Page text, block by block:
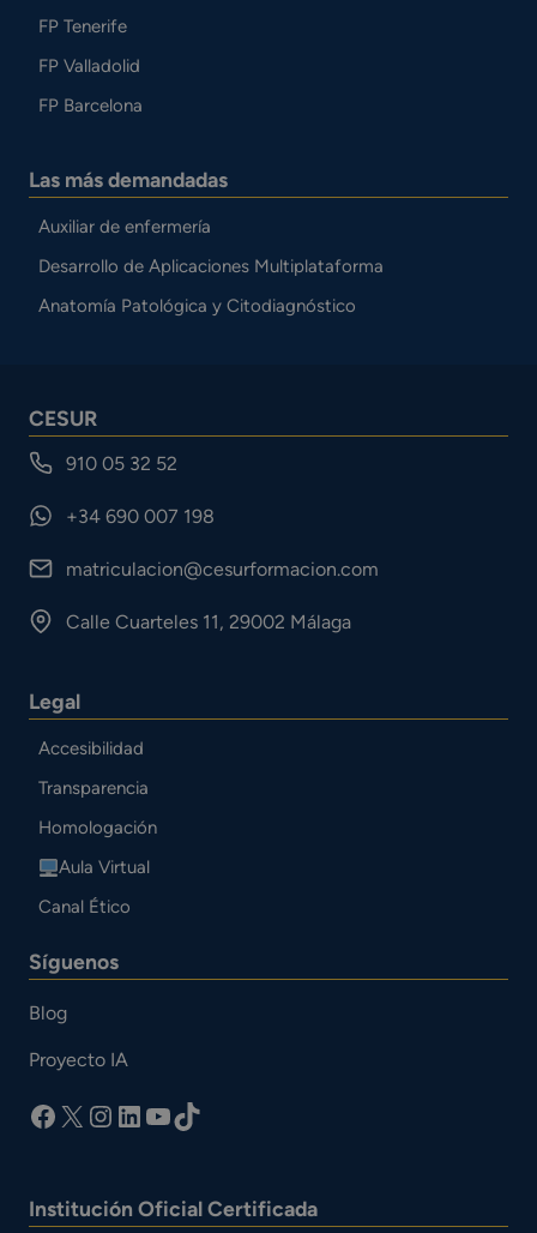
FP Tenerife
FP Valladolid
FP Barcelona
Las más demandadas
Auxiliar de enfermería
Desarrollo de Aplicaciones Multiplataforma
Anatomía Patológica y Citodiagnóstico
CESUR
910 05 32 52
+34 690 007 198
matriculacion@cesurformacion.com
Calle Cuarteles 11, 29002 Málaga
Legal
Accesibilidad
Transparencia
Homologación
Aula Virtual
Canal Ético
Síguenos
Blog
Proyecto IA
facebook
X Instagram
LinkedIn
YouTube
TikTok
Institución Oficial Certificada